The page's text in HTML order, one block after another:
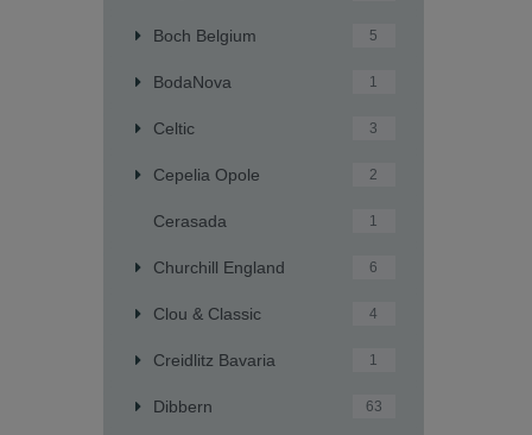
Boch Belgium 5
BodaNova 1
Celtic 3
Cepelia Opole 2
Cerasada 1
Churchill England 6
Clou & Classic 4
Creidlitz Bavaria 1
Dibbern 63